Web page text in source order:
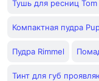
Тушь для ресниц Tom
Компактная пудра
Пудра Rimmel
Тинт для губ